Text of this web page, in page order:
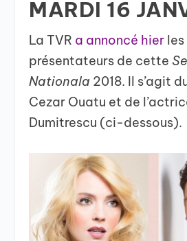
MARDI 16
La TVR a annoncé hier
présentateurs de cette
Nationala 2018. Il s’agit
Cezar Ouatu et de
Dumitrescu (ci-dessous).